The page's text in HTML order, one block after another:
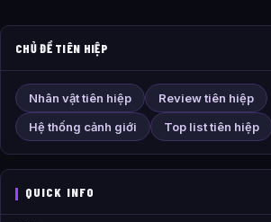
CHỦ ĐỀ TIÊN HIỆP
Nhân vật tiên hiệp
Review tiên hiệp
Hệ thống cảnh giới
Top list tiên hiệp
QUICK INFO